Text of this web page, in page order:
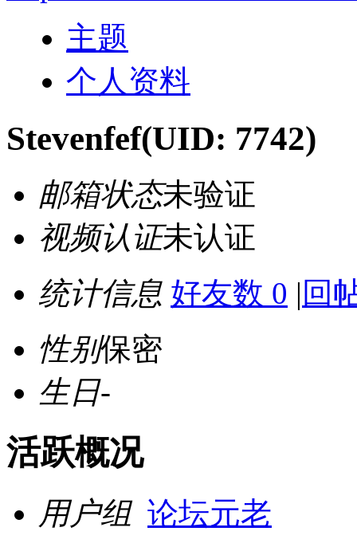
主题
个人资料
Stevenfef(UID: 7742)
邮箱状态未验证
视频认证未认证
统计信息 好友数 0 | 回
性别保密
生日-
活跃概况
用户组 论坛元老